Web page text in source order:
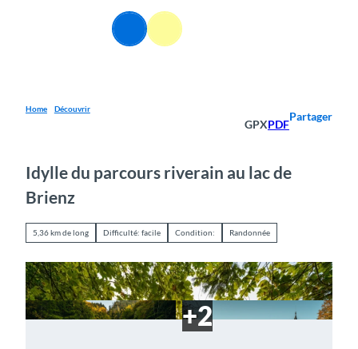
Recherche
Menu
Home Découvrir
GPXPDF
Partager
Idylle du parcours riverain au lac de
Brienz
5,36 km de long Difficulté: facile Condition: Randonnée